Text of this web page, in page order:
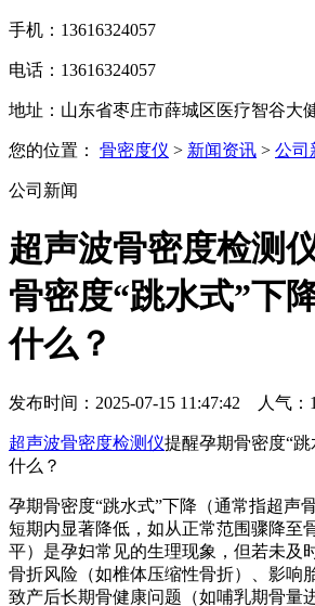
手机：13616324057
电话：13616324057
地址：山东省枣庄市薛城区医疗智谷大
您的位置： 骨密度仪 > 新闻资讯 > 公司
公司新闻
超声波骨密度检测
骨密度“跳水式”下
什么？
发布时间：2025-07-15 11:47:42 人气：
超声波骨密度检测仪提醒孕期骨密度“
什么？
孕期骨密度“跳水式”下降（通常指超声
短期内显著降低，如从正常范围骤降至
平）是孕妇常见的生理现象，但若未及
骨折风险（如椎体压缩性骨折）、影响
致产后长期骨健康问题（如哺乳期骨量